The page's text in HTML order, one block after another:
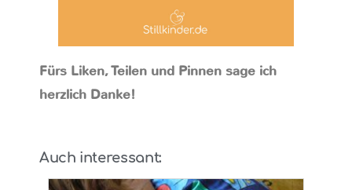
Fürs Liken, Teilen und Pinnen sage ich
herzlich Danke!
Auch interessant: